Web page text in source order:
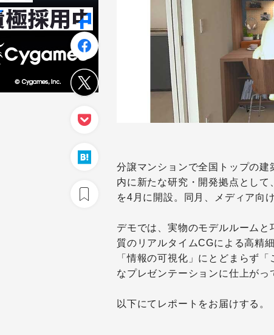
分譲マンションで全国トップの建
内に新たな研究・開発拠点として
を4月に開設。同月、メディア向
デモでは、実物のモデルルーム
質のリアルタイムCGによる高精
「情報の可視化」にとどまらず
なプレゼンテーションに仕上がっ
以下にてレポートをお届けする。